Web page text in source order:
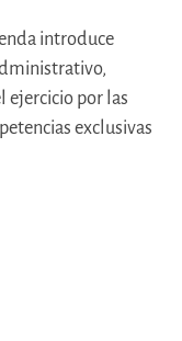
introduce
ejercicio por las
exclusivas